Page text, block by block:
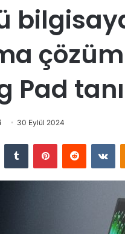
Pad
Bir
posta
göndermek
30 Eylül 2024
Tumblr PinterestReddit